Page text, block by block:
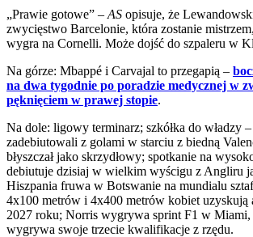
„Prawie gotowe” – AS opisuje, że
zwycięstwo Barcelonie, która zostanie
wygra na Cornelli. Może dojść do szpaleru w
Na górze: Mbappé i Carvajal to przegapią –
na dwa tygodnie po poradzie medycznej w
pęknięciem w prawej stopie.
Na dole: ligowy terminarz; szkółka do władzy
zadebiutowali z golami w starciu z biedną
błyszczał jako skrzydłowy; spotkanie na
debiutuje dzisiaj w wielkim wyścigu z Angliru
Hiszpania fruwa w Botswanie na mundialu
4x100 metrów i 4x400 metrów kobiet uzyskują
2027 roku; Norris wygrywa sprint F1 w
wygrywa swoje trzecie kwalifikacje z rzędu.